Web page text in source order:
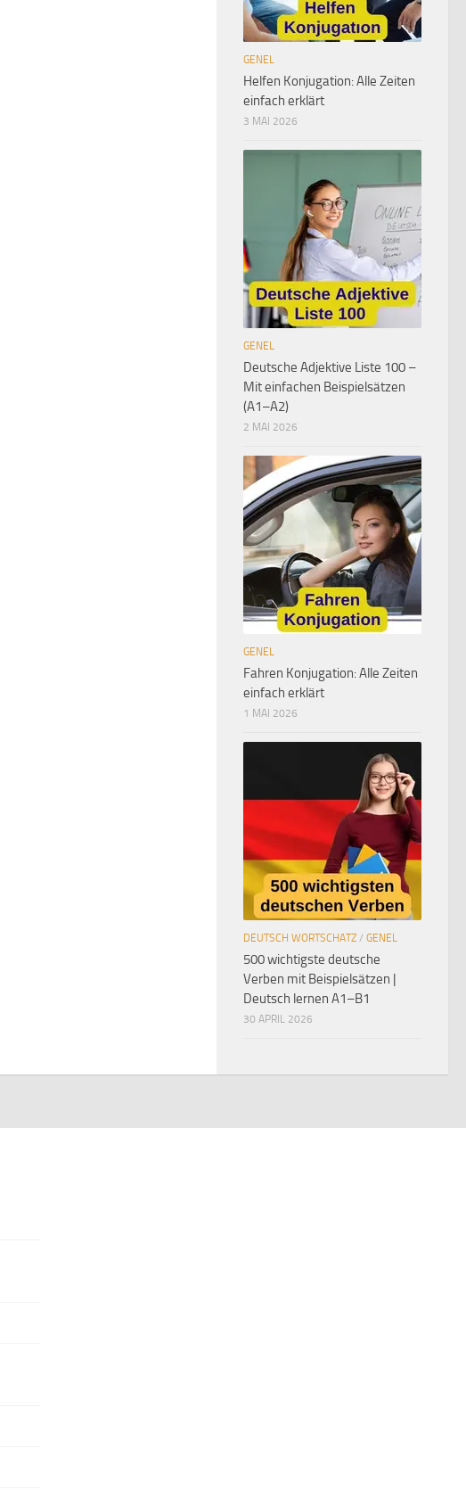
GENEL
Helfen Konjugation: Alle Zeiten
einfach erklärt
3 MAI 2026
GENEL
Deutsche Adjektive Liste 100 –
Mit einfachen Beispielsätzen
(A1–A2)
2 MAI 2026
GENEL
Fahren Konjugation: Alle Zeiten
einfach erklärt
1 MAI 2026
DEUTSCH WORTSCHATZ / GENEL
500 wichtigste deutsche
Verben mit Beispielsätzen |
Deutsch lernen A1–B1
30 APRIL 2026